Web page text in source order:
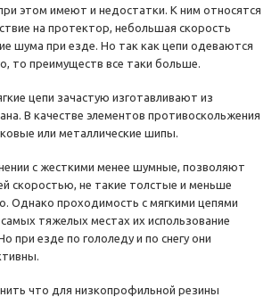
этом имеют и недостатки. К ним относятся
на протектор, небольшая скорость
шума при езде. Но так как цепи одеваются
то преимуществ все таки больше.
цепи зачастую изготавливают из
В качестве элементов противоскольжения
или металлические шипы.
с жесткими менее шумные, позволяют
скоростью, не такие толстые и меньше
Однако проходимость с мягкими цепями
тяжелых местах их использование
при езде по гололеду и по снегу они
что для низкопрофильной резины